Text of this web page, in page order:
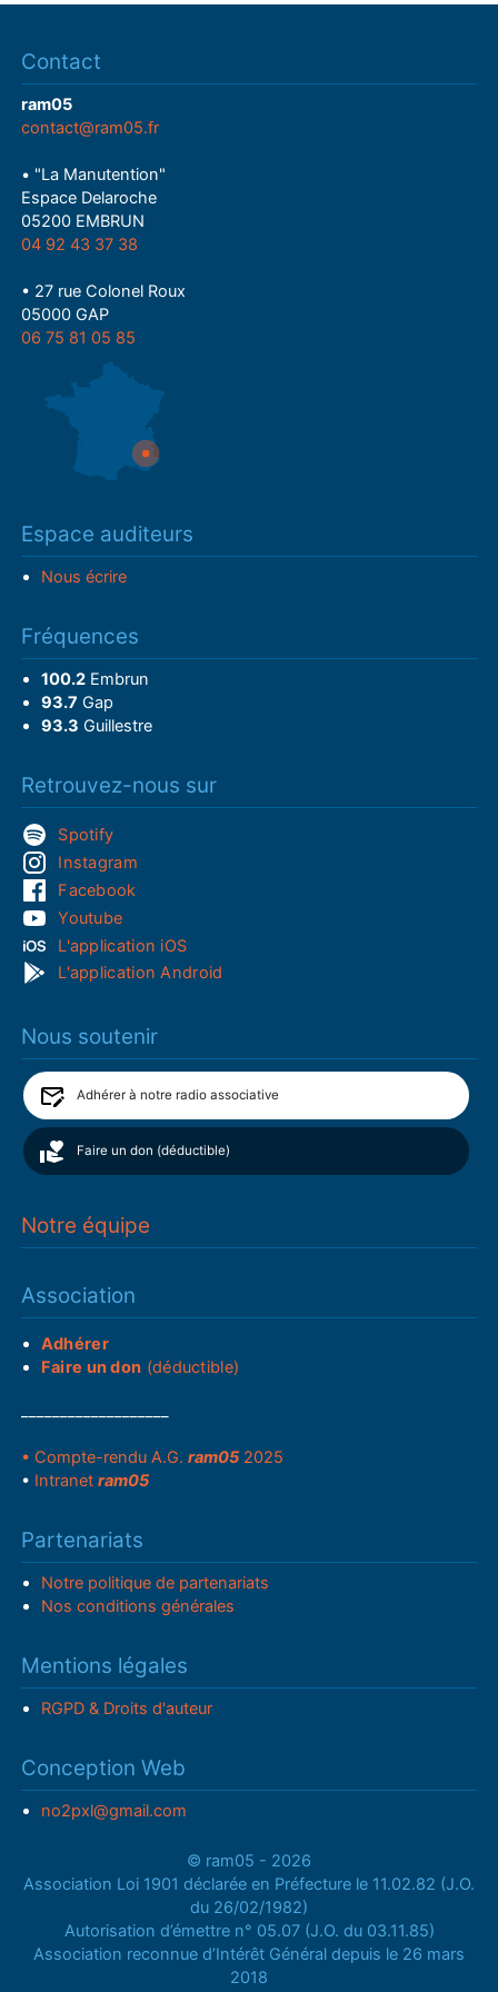
Contact
ram05
contact@ram05.fr
• "La Manutention"
Espace Delaroche
05200 EMBRUN
04 92 43 37 38
• 27 rue Colonel Roux
05000 GAP
06 75 81 05 85
Espace auditeurs
Nous écrire
Fréquences
100.2Embrun
93.7 Gap
93.3 Guillestre
Retrouvez-nous sur
Spotify
Instagram
Facebook
Youtube
L'application iOS
L'application Android
Nous soutenir
Adhérer à notre radio associative
Faire un don (déductible)
Notre équipe
Association
Adhérer
Faire un don (déductible)
• Compte-rendu A.G.ram05 2025
• Intranetram05
Partenariats
Notre politique de partenariats
Nos conditions générales
Mentions légales
RGPD & Droits d'auteur
Conception Web
no2pxl@gmail.com
© ram05 - 2026
Association Loi 1901 déclarée en Préfecture le 11.02.82 (J.O.
du 26/02/1982)
Autorisation d’émettre n° 05.07 (J.O. du 03.11.85)
Association reconnue d’Intérêt Général depuis le 26 mars
2018